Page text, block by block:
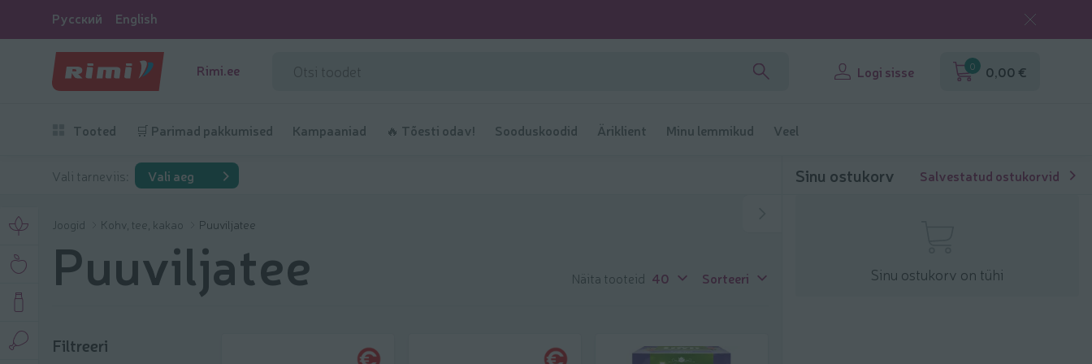
Русский English
Rimi.ee Logi sisse 0 0,00 €
Tooted 🛒 Parimad pakkumised Kampaaniad 🔥 Tõesti odav! Sooduskoodid Äriklient Minu lemmikud Veel
Vali tarneviis: Vali aeg
Joogid Kohv, tee, kakao Puuviljatee
Puuviljatee Näita tooteid 40 Sorteeri
Filtreeri
Sinu ostukorv Salvestatud ostukorvid
Sinu ostukorv on tühi